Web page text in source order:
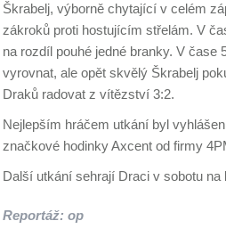
Škrabelj, výborně chytající v celém
zákroků proti hostujícím střelám. V
na rozdíl pouhé jedné branky. V čase
vyrovnat, ale opět skvělý Škrabelj
Draků radovat z vítězství 3:2.
Nejlepším hráčem utkání byl
značkové hodinky Axcent od firmy
Další utkání sehrají Draci v sobotu na
Reportáž: op